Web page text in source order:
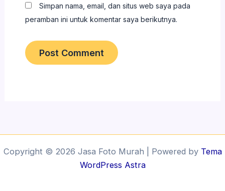
Simpan nama, email, dan situs web saya pada
peramban ini untuk komentar saya berikutnya.
Copyright © 2026 Jasa Foto Murah | Powered by Tema
WordPress Astra